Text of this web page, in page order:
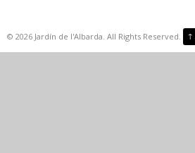
© 2026 Jardín de l'Albarda. All Rights Reserved. ↑